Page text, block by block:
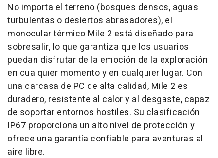
No importa el terreno (bosques densos, aguas
turbulentas o desiertos abrasadores), el
monocular térmico Mile 2 está diseñado para
sobresalir, lo que garantiza que los usuarios
puedan disfrutar de la emoción de la exploración
en cualquier momento y en cualquier lugar. Con
una carcasa de PC de alta calidad, Mile 2 es
duradero, resistente al calor y al desgaste, capaz
de soportar entornos hostiles. Su clasificación
IP67 proporciona un alto nivel de protección y
ofrece una garantía confiable para aventuras al
aire libre.